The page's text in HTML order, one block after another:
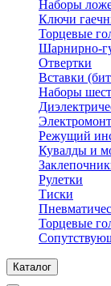
Наборы
Ключи
Торцевые
Шарнирно-
Отвертки
Вставки
Наборы
Режущий
Кувалды и
Рулетки
Тиски
Торцевые
Каталог